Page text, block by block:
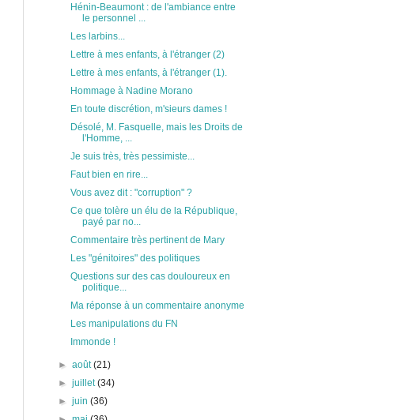
Hénin-Beaumont : de l'ambiance entre
le personnel ...
Les larbins...
Lettre à mes enfants, à l'étranger (2)
Lettre à mes enfants, à l'étranger (1).
Hommage à Nadine Morano
En toute discrétion, m'sieurs dames !
Désolé, M. Fasquelle, mais les Droits de
l'Homme, ...
Je suis très, très pessimiste...
Faut bien en rire...
Vous avez dit : "corruption" ?
Ce que tolère un élu de la République,
payé par no...
Commentaire très pertinent de Mary
Les "génitoires" des politiques
Questions sur des cas douloureux en
politique...
Ma réponse à un commentaire anonyme
Les manipulations du FN
Immonde !
►août(21)
►juillet(34)
►juin(36)